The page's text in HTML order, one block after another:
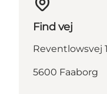
Find vej
Reventlowsvej
5600 Faaborg